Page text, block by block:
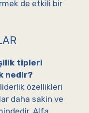
de etkili bir
tipleri
nedir?
özellikleri
daha sakin ve
Alfa